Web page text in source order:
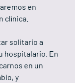
en
clínica.
solitario a
hospitalario. En
en un
y